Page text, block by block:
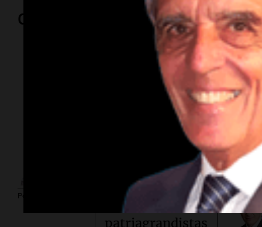
Opinión
Por
Política esquina
Argentina-
Brasil: lloran
como
patriagrandistas
Por
Por
Albarenque